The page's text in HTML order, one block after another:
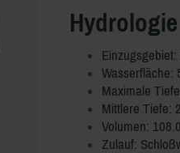
Hydrologie
Wasserfläche:
Maximale
Mittlere Tiefe:
Volumen:
Zulauf: